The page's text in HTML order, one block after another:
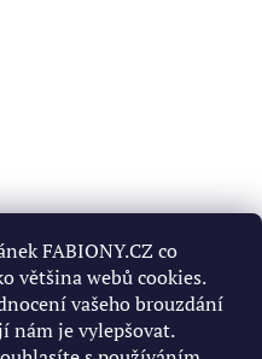
FABIONY.CZ co
většina webů cookies.
vašeho brouzdání
nám je vylepšovat.